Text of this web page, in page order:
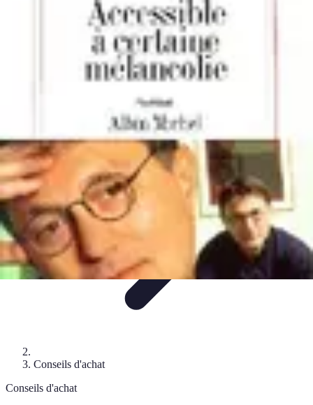
Shopping Accessible
Compréhension de l'accessibilité AccessibilitéGuides pratiques
Mode Accessible
Shopping Accessible
Conseils d'achat
Conseils d'achat